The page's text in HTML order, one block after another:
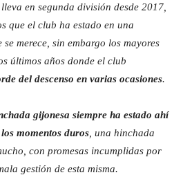
en segunda división desde 2017,
que el club ha estado en una
merece, sin embargo los mayores
últimos años donde el club
del descenso en varias ocasiones.
gijonesa siempre ha estado ahí
momentos duros , una hinchada
con promesas incumplidas por
gestión de esta misma.